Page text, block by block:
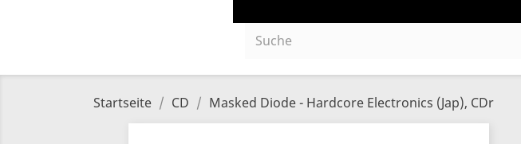
Startseite CD Masked Diode - Hardcore Electronics (Jap), CDr